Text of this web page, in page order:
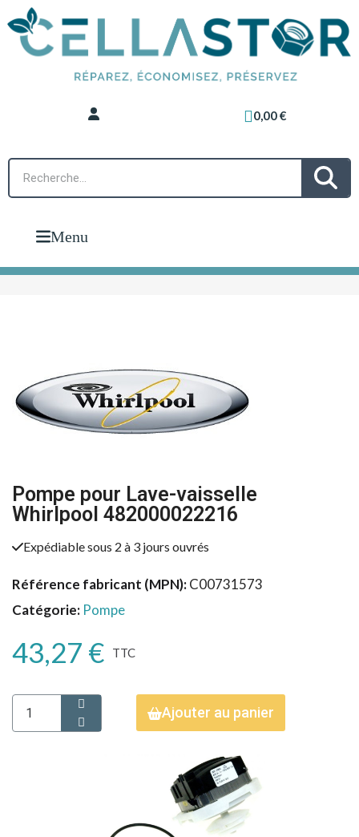
0,00 €
Menu
Pompe pour Lave-vaisselle
Whirlpool 482000022216
Expédiable sous 2 à 3 jours ouvrés
Référence fabricant (MPN) C00731573
Catégorie Pompe
43,27 € TTC
Ajouter au panier